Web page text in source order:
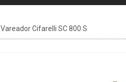
Vareador Cifarelli SC 800 S